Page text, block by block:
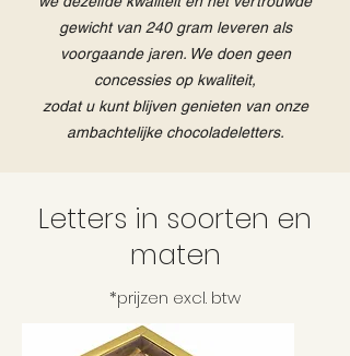
gewicht van 240 gram leveren als
voorgaande jaren. We doen geen
concessies op kwaliteit,
zodat u kunt blijven genieten van onze
ambachtelijke chocoladeletters.
Letters in soorten en
maten
*prijzen excl. btw